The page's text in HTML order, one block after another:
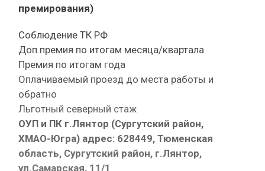
премирования)
Соблюдение ТК РФ
Доп.премия по итогам месяца/квартала
Премия по итогам года
Оплачиваемый проезд до места работы и
обратно
Льготный северный стаж
ОУП и ПК г.Лянтор (Сургутский район,
ХМАО-Югра) адрес: 628449, Тюменская
область, Сургутский район, г.Лянтор,
ул.Самарская, 11/1